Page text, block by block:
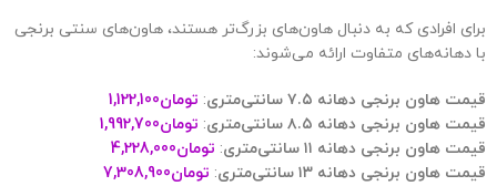
برای افرادی که به دنبال هاون‌های بزرگ‌تر هستند، هاون‌های سنتی برنجی
با دهانه‌های متفاوت ارائه می‌شوند:
قیمت هاون برنجی دهانه ۷.۵ سانتی‌متری : تومان1,122,100
قیمت هاون برنجی دهانه ۸.۵ سانتی‌متری
: تومان1,992,700
قیمت هاون برنجی دهانه ۱۱ سانتی‌متری
: تومان4,228,000
قیمت هاون برنجی دهانه ۱۳ سانتی‌متری
: تومان7,308,900